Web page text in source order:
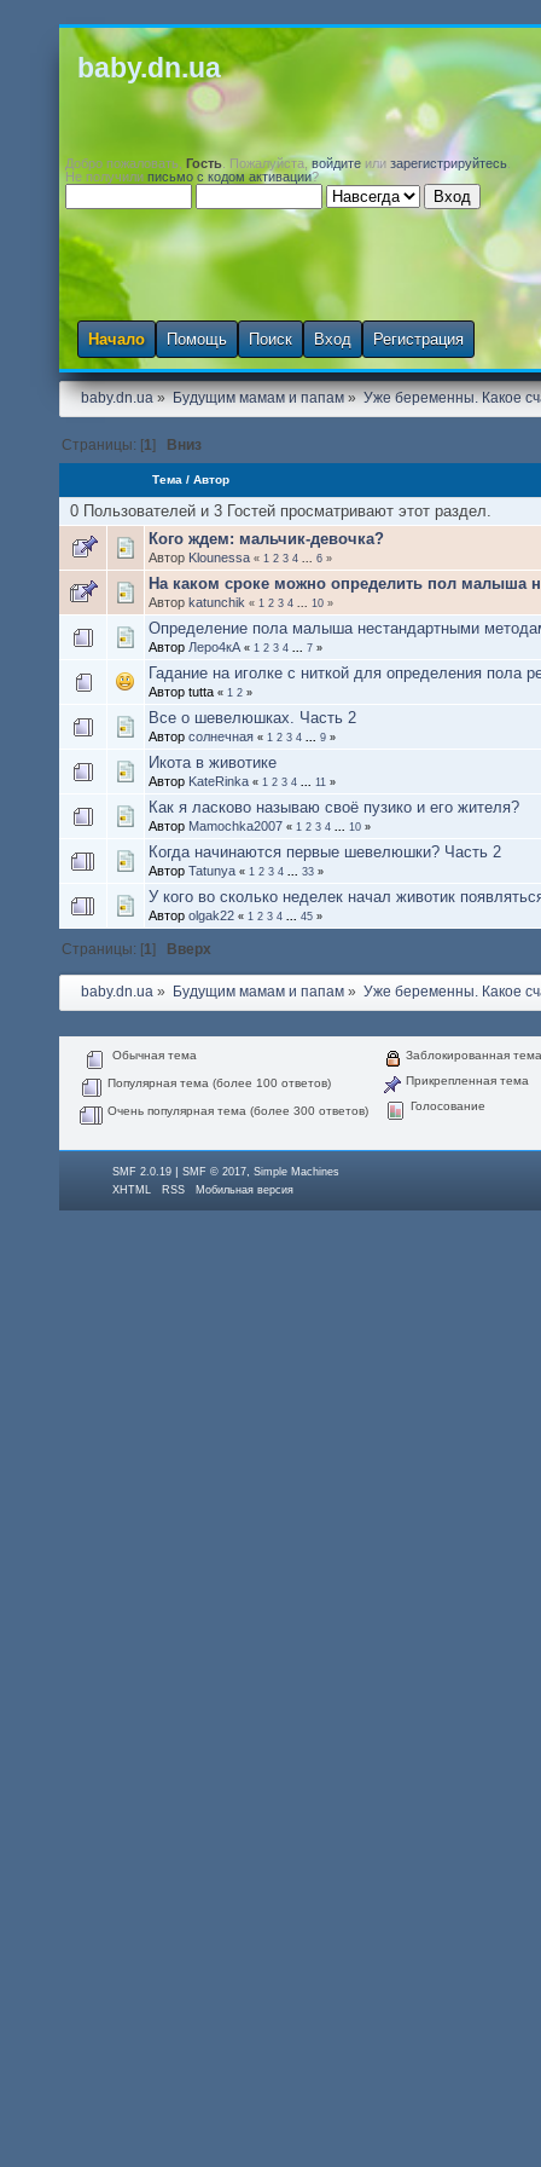
baby.dn.ua
Добро пожаловать, Гость . Пожалуйста,войдите или зарегистрируйтесь
Не получили письмо с кодом активации?
Начало Помощь Поиск Вход Регистрация
baby.dn.ua» Будущим мамам и папам» Уже беременны. Какое
Страницы: [1] Вниз
Тема / Автор
0 Пользователей и 3 Гостей просматривают этот раздел.
Кого ждем: мальчик-девочка?
Автор Klounessa « 1 2 3 4 ... 6 »
На каком сроке можно определить пол малыша
Автор katunchik « 1 2 3 4 ... 10 »
Определение пола малыша нестандартными
Автор Леро4кА « 1 2 3 4 ... 7 »
Гадание на иголке с ниткой для определения пола
Автор tutta « 1 2 »
Все о шевелюшках. Часть 2
Автор солнечная « 1 2 3 4 ... 9 »
Икота в животике
Автор KateRinka « 1 2 3 4 ... 11 »
Как я ласково называю своё пузико и его жителя?
Автор Mamochka2007 « 1 2 3 4 ... 10 »
Когда начинаются первые шевелюшки? Часть 2
Автор Tatunya « 1 2 3 4 ... 33 »
У кого во сколько неделек начал животик
Автор olgak22 « 1 2 3 4 ... 45 »
Страницы: [1] Вверх
baby.dn.ua» Будущим мамам и папам» Уже беременны. Какое
Обычная тема
Популярная тема (более 100 ответов)
Очень популярная тема (более 300 ответов)
Заблокированная тема
Прикрепленная тема
Голосование
SMF 2.0.19 |SMF © 2017,Simple Machines
XHTML
RSS Мобильная версия